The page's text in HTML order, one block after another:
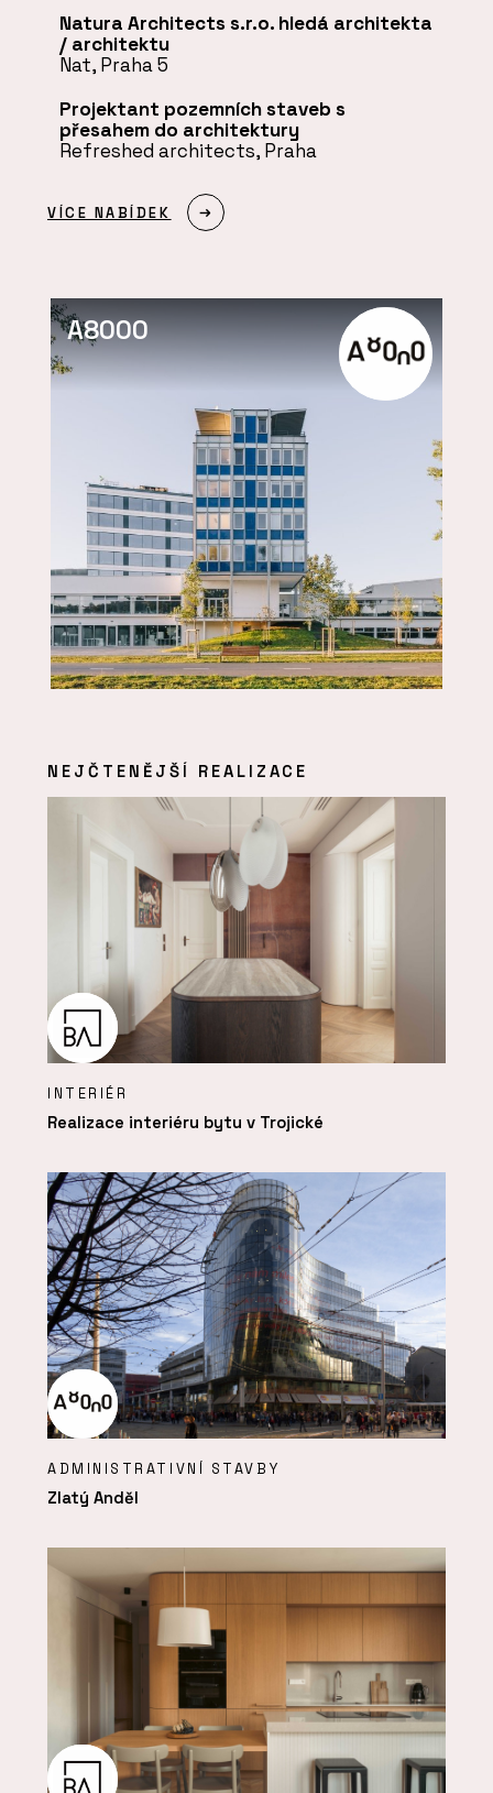
Natura Architects s.r.o. hledá architekta
/ architektu
Nat, Praha 5
Projektant pozemních staveb s
přesahem do architektury
Refreshed architects, Praha
VÍCE NABÍDEK
A8000
NEJČTENĚJŠÍ REALIZACE
INTERIÉR
Realizace interiéru bytu v Trojické
ADMINISTRATIVNÍ STAVBY
Zlatý Anděl